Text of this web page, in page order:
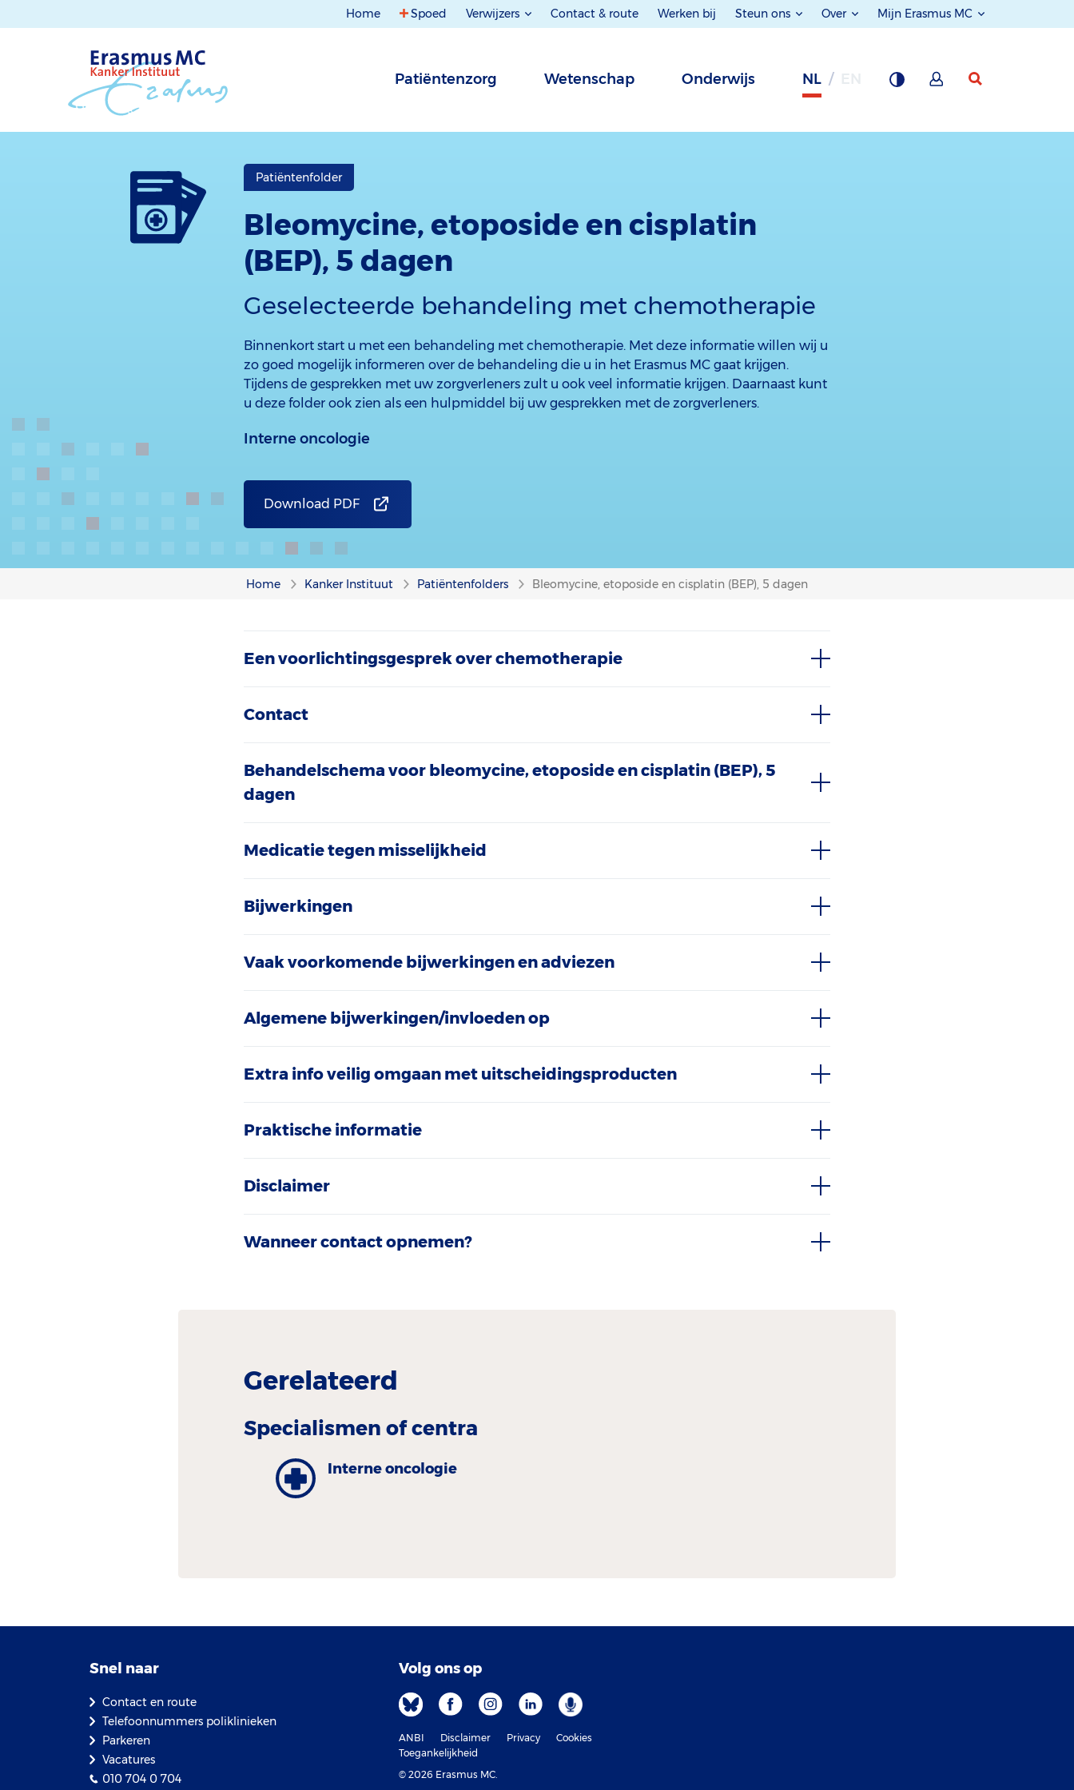
Home Spoed Verwijzers Contact & route Werken bij Steun ons Over Mijn Erasmus MC
Patiëntenzorg Wetenschap Onderwijs NL
Patiëntenfolder
Bleomycine, etoposide en cisplatin
(BEP), 5 dagen
Geselecteerde behandeling met chemotherapie
Binnenkort start u met een behandeling met chemotherapie. Met deze informatie willen wij u
zo goed mogelijk informeren over de behandeling die u in het Erasmus MC gaat krijgen.
Tijdens de gesprekken met uw zorgverleners zult u ook veel informatie krijgen. Daarnaast kunt
u deze folder ook zien als een hulpmiddel bij uw gesprekken met de zorgverleners.
Interne oncologie
Download PDF
Home Kanker Instituut Patiëntenfolders Bleomycine, etoposide en cisplatin (BEP), 5 dagen
Een voorlichtingsgesprek over chemotherapie
Contact
Behandelschema voor bleomycine, etoposide en cisplatin (BEP), 5
dagen
Medicatie tegen misselijkheid
Bijwerkingen
Vaak voorkomende bijwerkingen en adviezen
Algemene bijwerkingen/invloeden op
Extra info veilig omgaan met uitscheidingsproducten
Praktische informatie
Disclaimer
Wanneer contact opnemen?
Gerelateerd
Specialismen of centra
Interne oncologie
Snel naar
Contact en route
Telefoonnummers poliklinieken
Parkeren
Vacatures
010 704 0 704
Volg ons op
ANBI Disclaimer Privacy
Cookies
Toegankelijkheid
© 2026 Erasmus MC.